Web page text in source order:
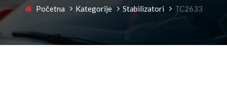
Početna Kategorije Stabilizatori TC2633